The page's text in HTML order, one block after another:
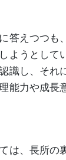
答えつつも
ようとして
識し、それ
能力や成長
は、長所の